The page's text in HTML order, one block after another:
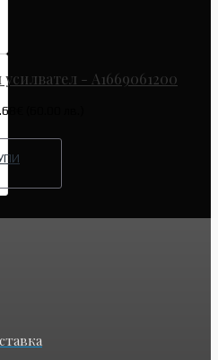
- A1669061200
(60.00 лв.)